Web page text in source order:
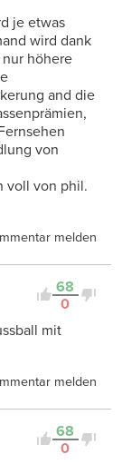
je etwas
wird dank
höhere
and die
von
voll von phil.
melden
68
0
mit
melden
68
0